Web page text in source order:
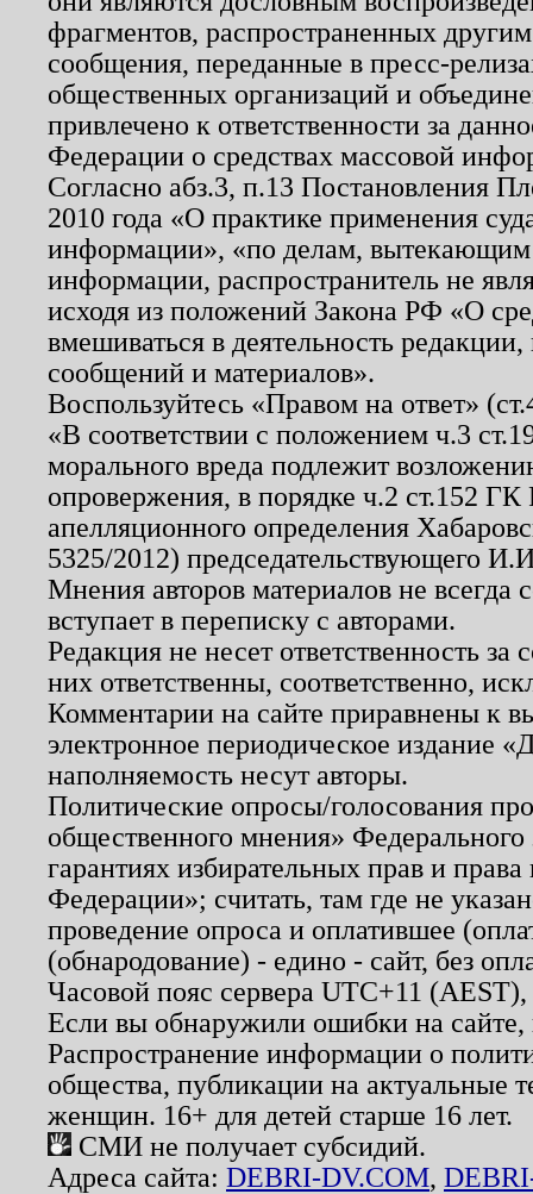
фрагментов, распространенных
сообщения, переданные в пресс-
общественных организаций и
привлечено к ответственности за
Федерации о средствах массовой
Согласно абз.3, п.13 Постановления
2010 года «О практике применения
информации», «по делам, вытекающим
информации, распространитель не
исходя из положений Закона РФ «О
вмешиваться в деятельность
сообщений и материалов».
Воспользуйтесь «Правом на ответ»
«В соответствии с положением ч.3
морального вреда подлежит
опровержения, в порядке ч.2 ст.152
апелляционного определения
5325/2012) председательствующего
Мнения авторов материалов не
вступает в переписку с авторами.
Редакция не несет ответственность
них ответственны, соответственно,
Комментарии на сайте приравнены к
электронное периодическое издание
наполняемость несут авторы.
Политические опросы/голосования
общественного мнения»
гарантиях избирательных прав и
Федерации»; считать, там где не
проведение опроса и оплатившее
(обнародование) - едино - сайт, без
Часовой пояс сервера UTC+11
Если вы обнаружили ошибки на
Распространение информации о
общества, публикации на актуальные
женщин. 16+ для детей старше 16 лет.
СМИ не получает субсидий.
Адреса сайта: DEBRI-DV.COM,